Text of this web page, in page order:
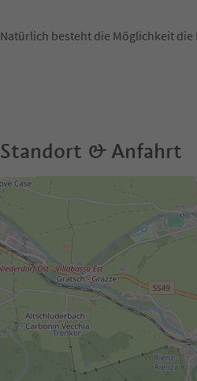
Natürlich besteht die Möglichkeit die
Standort & Anfahrt